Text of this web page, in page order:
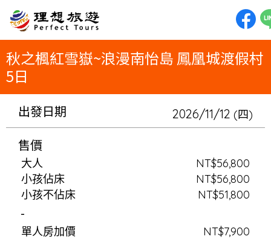
秋之楓紅雪嶽~浪漫南怡島 鳳凰城渡假村
5日
出發日期 2026/11/12 (四)
售價
大人
NT$56,800
小孩佔床
NT$56,800
小孩不佔床
NT$51,800
-
單人房加價 NT$7,900